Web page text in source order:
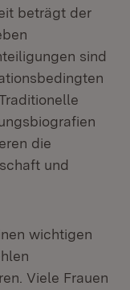
beträgt der
sind
die
und
wichtigen
Viele Frauen